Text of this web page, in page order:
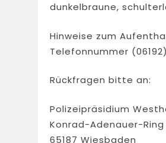
dunkelbraune,
Hinweise zum
Telefonnummer
Rückfragen bitte an:
Polizeipräsidium
Konrad-Adenauer-Ring
65187 Wiesbaden